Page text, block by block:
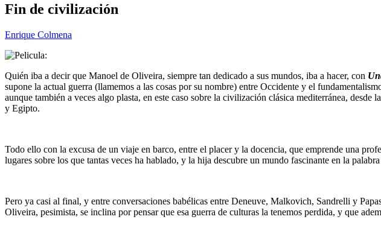
Fin de civilización
Enrique Colmena
Quién iba a decir que Manoel de Oliveira, siempre tan dedicado a sus mundos, iba a hacer, con
supone la actual guerra (llamemos a las cosas por su nombre) entre Occidente y el
aunque también a veces algo plasta, en este caso sobre la civilización clásica mediterránea,
y Egipto.
Todo ello con la excusa de un viaje en barco, entre el placer y la docencia, que emprende una
lugares sobre los que tantas veces ha hablado, y la hija descubre un mundo fascinante en la
Pero ya casi al final, y entre conversaciones babélicas entre Deneuve, Malkovich, Sandrelli y
Oliveira, pesimista, se inclina por pensar que esa guerra de culturas la tenemos perdida, y que